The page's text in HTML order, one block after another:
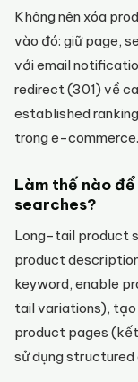
Không nên xóa
vào đó: giữ page,
với email
redirect (301) về
established
trong e-commerce.
Làm thế nào
searches?
Long-tail product
product
keyword, enable
tail variations),
product pages
sử dụng